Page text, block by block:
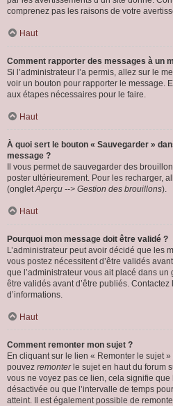
comprenez pas les raisons de votre
Haut
Comment rapporter des messages à un
Si l’administrateur l’a permis, allez sur le
voir un bouton pour rapporter le message.
aux étapes nécessaires pour le faire.
Haut
À quoi sert le bouton « Sauvegarder »
message ?
Il vous permet de sauvegarder des
poster ultérieurement. Pour les recharger,
(ongletAperçu --> Gestion des brouillons).
Haut
Pourquoi mon message doit être validé ?
L’administrateur peut avoir décidé que les
vous postez nécessitent d’être validés
que l’administrateur vous ait placé dans
être validés avant d’être publiés. Contactez
d’informations.
Haut
Comment remonter mon sujet ?
En cliquant sur le lien « Remonter le sujet
pouvez remonterle sujet en haut du forum
vous ne voyez pas ce lien, cela signifie
désactivée ou que l’intervalle de temps
atteint. Il est également possible de